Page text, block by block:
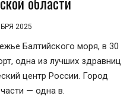
2025
Балтийского моря, в 30
одна из лучших здравниц
центр России. Город
— одна в.